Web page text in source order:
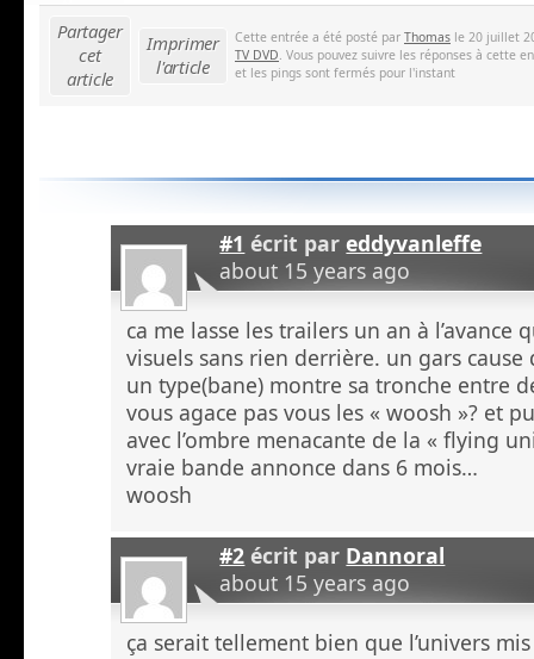
Partager
cet
article
Imprimer
l'article
Cette entrée a été posté par Thomas le 20 juillet
TV DVD . Vous pouvez suivre les réponses à cette
et les pings sont fermés pour l'instant
#1 écrit pareddyvanleffe
about 15 years ago
ca me lasse les trailers un an à l’avance
visuels sans rien derrière. un gars cause
un type(bane) montre sa tronche entre
vous agace pas vous les « woosh »? et
avec l’ombre menacante de la « flying
vraie bande annonce dans 6 mois…
woosh
#2 écrit par Dannoral
about 15 years ago
ça serait tellement bien que l’univers